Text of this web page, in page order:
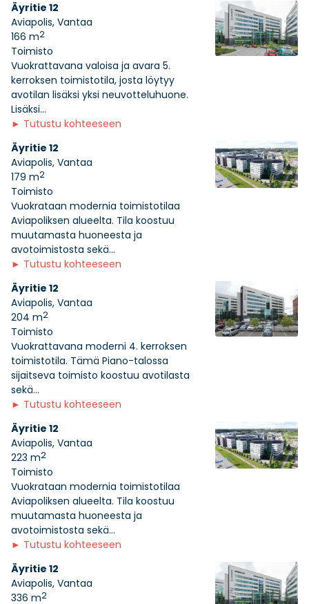
Äyritie 12
Aviapolis, Vantaa
166 m2
Toimisto
Vuokrattavana valoisa ja avara 5.
kerroksen toimistotila, josta löytyy
avotilan lisäksi yksi neuvotteluhuone.
Lisäksi...
► Tutustu kohteeseen
Äyritie 12
Aviapolis, Vantaa
179 m2
Toimisto
Vuokrataan modernia toimistotilaa
Aviapoliksen alueelta. Tila koostuu
muutamasta huoneesta ja
avotoimistosta sekä...
► Tutustu kohteeseen
Äyritie 12
Aviapolis, Vantaa
204 m2
Toimisto
Vuokrattavana moderni 4. kerroksen
toimistotila. Tämä Piano-talossa
sijaitseva toimisto koostuu avotilasta
sekä...
► Tutustu kohteeseen
Äyritie 12
Aviapolis, Vantaa
223 m2
Toimisto
Vuokrataan modernia toimistotilaa
Aviapoliksen alueelta. Tila koostuu
muutamasta huoneesta ja
avotoimistosta sekä...
► Tutustu kohteeseen
Äyritie 12
Aviapolis, Vantaa
336 m2